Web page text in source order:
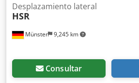
Münster 9,245 km
Desplazamiento lateral
HSR
Consultar